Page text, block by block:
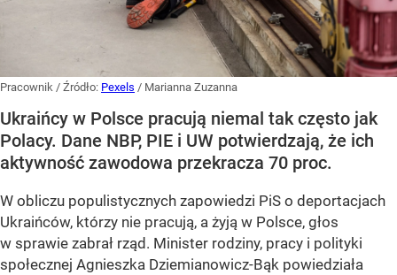
Pracownik / Źródło: Pexels / Marianna Zuzanna
Ukraińcy w Polsce pracują niemal tak często jak
Polacy. Dane NBP, PIE i UW potwierdzają, że ich
aktywność zawodowa przekracza 70 proc.
W obliczu populistycznych zapowiedzi PiS o deportacjach
Ukraińców, którzy nie pracują, a żyją w Polsce, głos
w sprawie zabrał rząd. Minister rodziny, pracy i polityki
społecznej Agnieszka Dziemianowicz-Bąk powiedziała